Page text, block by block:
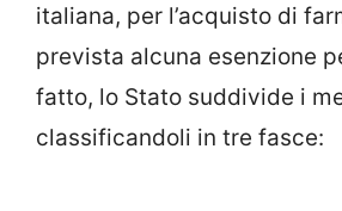
italiana, per l’acquisto di
prevista alcuna esenzione
fatto, lo Stato suddivide i
classificandoli in tre fasce: